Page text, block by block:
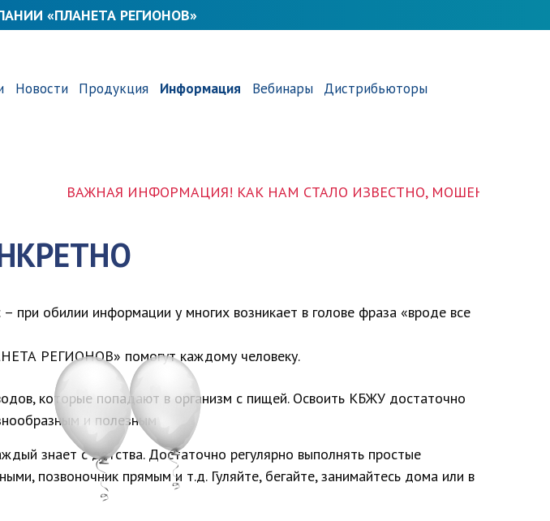
«ПЛАНЕТА РЕГИОНОВ»
Новости Продукция Информация Вебинары Дистрибьюторы
ИНФОРМАЦИЯ! КАК НАМ СТАЛО ИЗВЕСТНО, МОШЕННИКИ
при обилии информации у многих возникает в голове фраза «вроде все
РЕГИОНОВ» помогут каждому человеку.
которые попадают в организм с пищей. Освоить КБЖУ достаточно
и полезным
знает с детства. Достаточно регулярно выполнять простые
позвоночник прямым и т.д. Гуляйте, бегайте, занимайтесь дома или в